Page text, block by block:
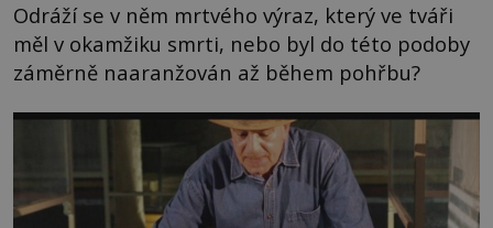
Odráží se v něm mrtvého výraz, který ve tváři
měl v okamžiku smrti, nebo byl do této podoby
záměrně naaranžován až během pohřbu?